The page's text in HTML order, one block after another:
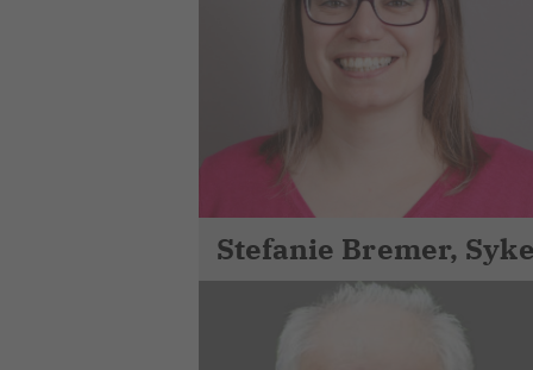
Stefanie Bremer,